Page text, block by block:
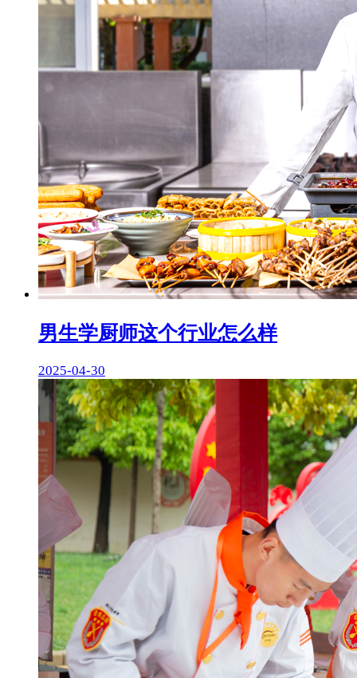
男生学厨师这个行业怎么样
2025-04-30